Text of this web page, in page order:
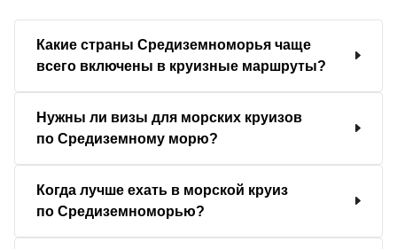
Какие страны Средиземноморья чаще
всего включены в круизные маршруты?
Нужны ли визы для морских круизов
по Средиземному морю?
Когда лучше ехать в морской круиз
по Средиземноморью?